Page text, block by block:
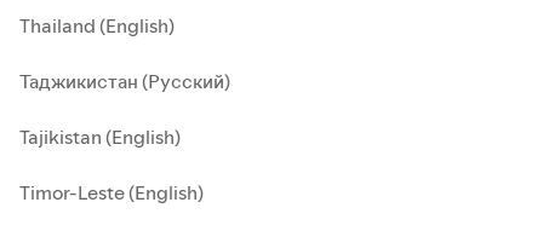
Thailand (English)
Таджикистан (Русский)
Tajikistan (English)
Timor-Leste (English)